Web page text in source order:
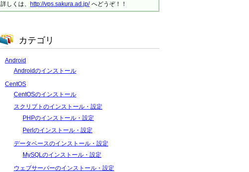
詳しくは、 http://vps.sakura.ad.jp/ へどうぞ！！
カテゴリ
Android
Androidのインストール
CentOS
CentOSのインストール
スクリプトのインストール・設定
PHPのインストール・設定
Perlのインストール・設定
データベースのインストール・設定
MySQLのインストール・設定
ウェブサーバーのインストール・設定